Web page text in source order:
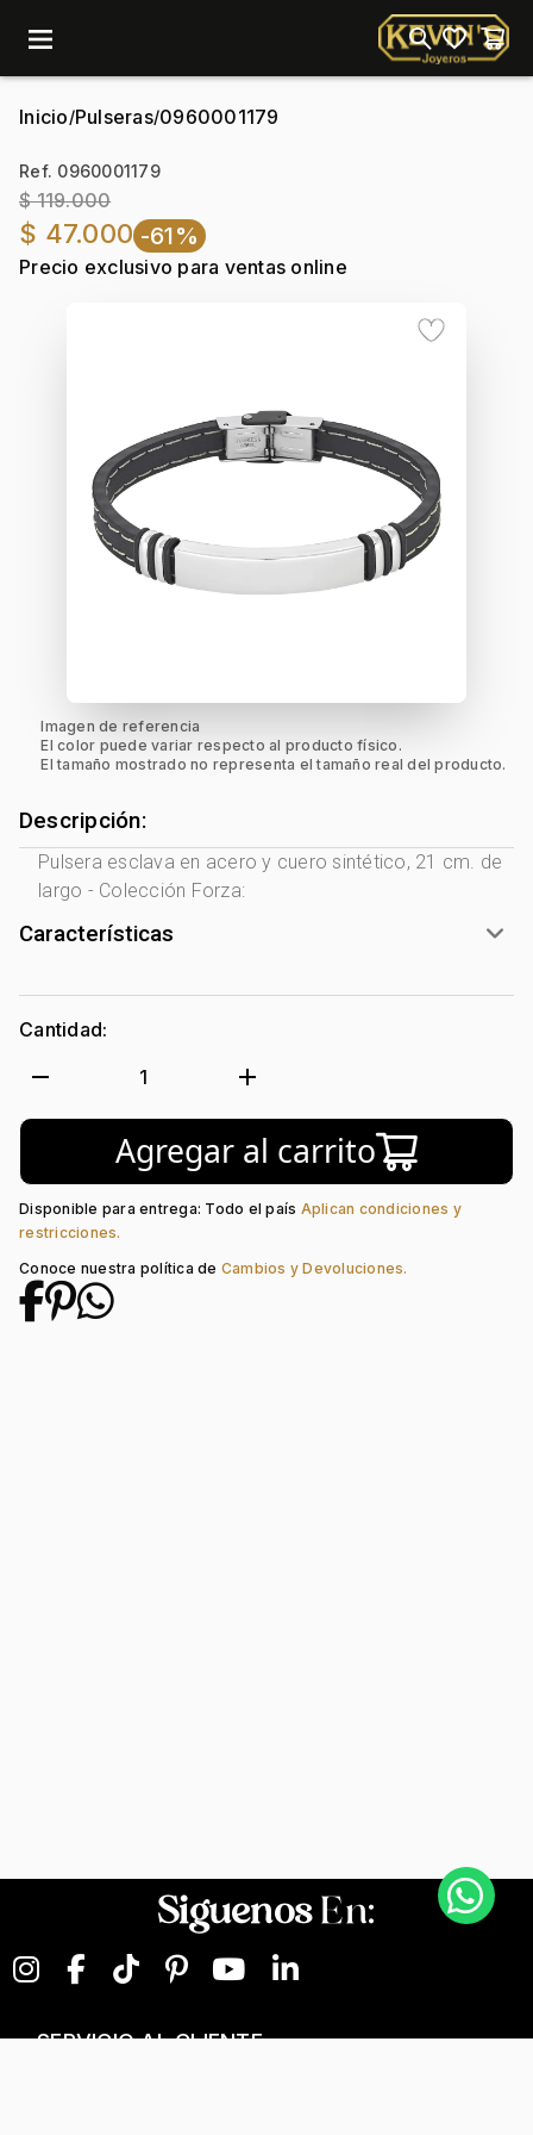
menu
Inicio/Pulseras/0960001179
Ref. 0960001179
$ 119.000
$ 47.000 -61%
Precio exclusivo para ventas online
Imagen de referencia
El color puede variar respecto al producto físico.
El tamaño mostrado no representa el tamaño real del producto.
Descripción:
Pulsera esclava en acero y cuero sintético, 21 cm. de
largo - Colección Forza:
Características
Género: Hombre
Tono Metal:
Metal: Acero
Franja
Longitud: 21
Tipo de Broche: Hebilla Presión
Cantidad:
remove 1 add
Agregar al carrito
Disponible para entrega: Todo el país Aplican condiciones y
restricciones.
Conoce nuestra política de Cambios y Devoluciones.
SiguenosEn:
SERVICIO AL CLIENTE